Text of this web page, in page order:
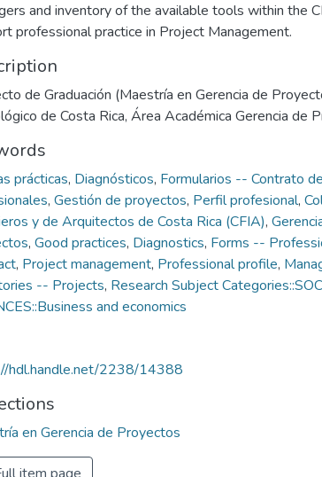
and inventory of the available tools within the
professional practice in Project Management.
de Graduación (Maestría en Gerencia de
de Costa Rica, Área Académica Gerencia de
prácticas, Diagnósticos, Formularios -- Contrato
, Gestión de proyectos, Perfil profesional,
y de Arquitectos de Costa Rica (CFIA),
, Good practices, Diagnostics, Forms --
, Project management, Professional profile,
-- Projects, Research Subject
and economics
hdl.handle.net/2238/14388
en Gerencia de Proyectos